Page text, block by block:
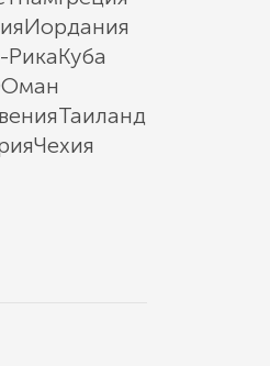
Иордания
РикаКуба
Оман
Таиланд
Чехия